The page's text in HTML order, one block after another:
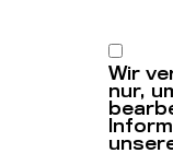
Wir
nur,